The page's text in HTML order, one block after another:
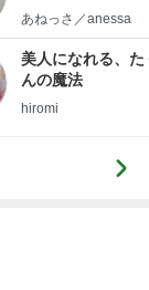
little
あねっさ／anessa
美人になれる、た
んの魔法
hiromi